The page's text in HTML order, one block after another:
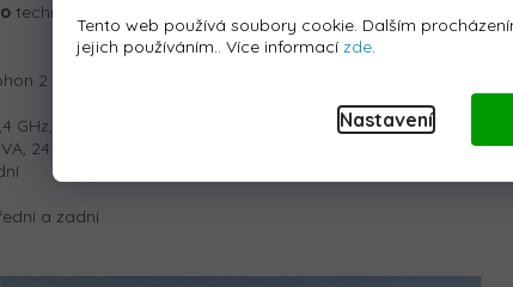
Tento web používá soubory cookie. Dalším
jejich používáním.. Více informací zde.
Nastavení
technické parametry:
2 kol nebo 4 kol (ovládaný tlačítkem)
GHz, 3 rychlosti, tlačítko bezpečného zastavení
24 x 8 cm
a zadní